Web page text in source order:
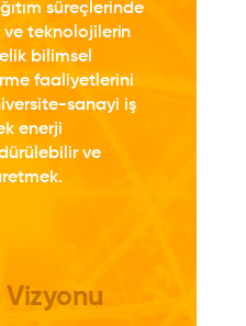
süreçlerinde
ve teknolojilerin
bilimsel
faaliyetlerini
sanayi iş
enerji
ve
Vizyonu